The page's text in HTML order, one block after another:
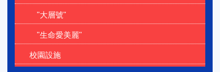
"大層號"
"生命愛美麗"
校園設施